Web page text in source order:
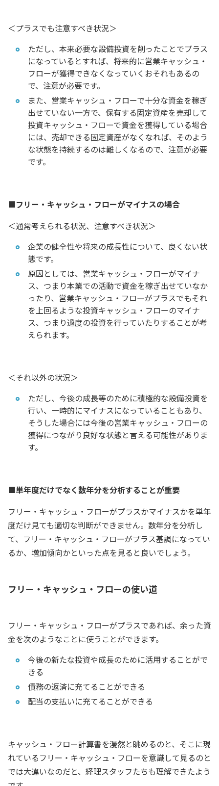
＜プラスでも注意すべき状況＞
ただし、本来必要な設備投資を削ったことでプラス
になっているとすれば、将来的に営業キャッシュ・
フローが獲得できなくなっていくおそれもあるの
で、注意が必要です。
また、営業キャッシュ・フローで十分な資金を稼ぎ
出せていない一方で、保有する固定資産を売却して
投資キャッシュ・フローで資金を獲得している場合
には、売却できる固定資産がなくなれば、そのよう
な状態を持続するのは難しくなるので、注意が必要
です。
■フリー・キャッシュ・フローがマイナスの場合
＜通常考えられる状況、注意すべき状況＞
企業の健全性や将来の成長性について、良くない状
態です。
原因としては、営業キャッシュ・フローがマイナ
ス、つまり本業での活動で資金を稼ぎ出せていなか
ったり、営業キャッシュ・フローがプラスでもそれ
を上回るような投資キャッシュ・フローのマイナ
ス、つまり過度の投資を行っていたりすることが考
えられます。
＜それ以外の状況＞
ただし、今後の成長等のために積極的な設備投資を
行い、一時的にマイナスになっていることもあり、
そうした場合には今後の営業キャッシュ・フローの
獲得につながり良好な状態と言える可能性がありま
す。
■単年度だけでなく数年分を分析することが重要
フリー・キャッシュ・フローがプラスかマイナスかを単年
度だけ見ても適切な判断ができません。数年分を分析し
て、フリー・キャッシュ・フローがプラス基調になってい
るか、増加傾向かといった点を見ると良いでしょう。
フリー・キャッシュ・フローの使い道
フリー・キャッシュ・フローがプラスであれば、余った資
金を次のようなことに使うことができます。
今後の新たな投資や成長のために活用することがで
きる
債務の返済に充てることができる
配当の支払いに充てることができる
キャッシュ・フロー計算書を漫然と眺めるのと、そこに現
れているフリー・キャッシュ・フローを意識して見るのと
では大違いなのだと、経理スタッフたちも理解できたよう